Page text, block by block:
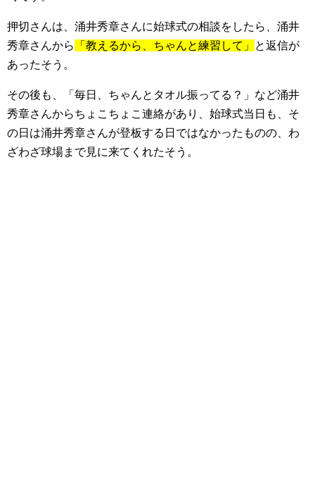
押切さんは、涌井秀章さんに始球式の相談をしたら、涌井
秀章さんから
「教えるから、ちゃんと練習して」
と返信が
あったそう。
その後も、「毎日、ちゃんとタオル振ってる？」など涌井
秀章さんからちょこちょこ連絡があり、始球式当日も、そ
の日は涌井秀章さんが登板する日ではなかったものの、わ
ざわざ球場まで見に来てくれたそう。